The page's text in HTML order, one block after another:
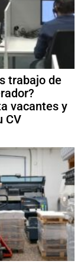
trabajo de
vacantes y
CV